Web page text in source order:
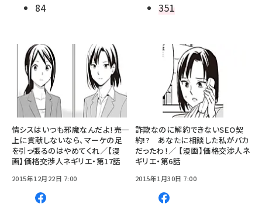
84
351
情シスはいつも邪魔なんだよ！――売
上に貢献しないなら、マーケの足
を引っ張るのはやめてくれ／【漫
画】価格交渉人ネギリエ・第17話
2015年12月22日 7:00
詐欺なのに解約できないSEO契
約!? あなたに相談した私がバカ
だったわ！／ 【漫画】価格交渉人ネ
ギリエ・第6話
2015年1月30日 7:00